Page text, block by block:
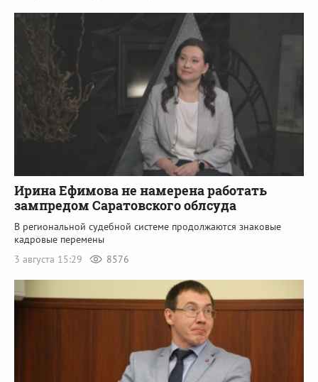
Ирина Ефимова не намерена работать
зампредом Саратовского облсуда
В региональной судебной системе продолжаются знаковые
кадровые перемены
3 августа 15:29
8576